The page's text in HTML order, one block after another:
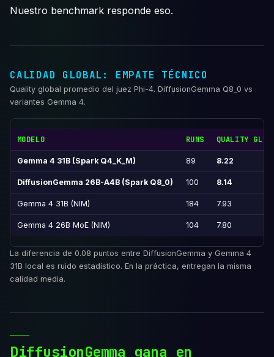
Nuestro benchmark responde eso.
CALIDAD GLOBAL: EMPATE TÉCNICO
Quality global promedio del juez Phi-4. DiffusionGemma Q8_0 vs
variantes Gemma 4.
MODELO RUNS QUALITY
Gemma 4 31B (Spark Q4_K_M) 89 8.22
DiffusionGemma 26B-A4B (Spark Q8_0) 100 8.14
Gemma 4 31B (NIM) 184 7.93
Gemma 4 26B MoE (NIM) 104 7.80
La diferencia de 0.08 puntos entre DiffusionGemma y Gemma 4
31B local es ruido estadístico. En la práctica, entregan la misma
calidad media.
DiffusionGemma gana en